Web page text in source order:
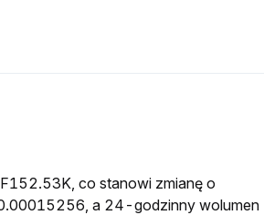
co stanowi zmianę o
a 24-godzinny wolumen